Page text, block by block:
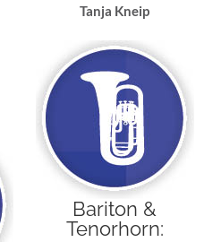
Tanja Kneip
Bariton &
Tenorhorn: